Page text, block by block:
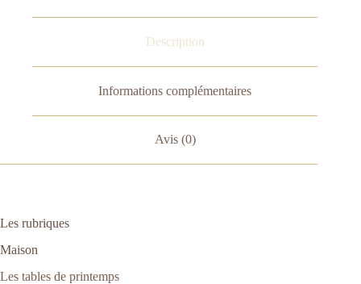
Description
Informations complémentaires
Avis (0)
Les rubriques
Maison
Les tables de printemps